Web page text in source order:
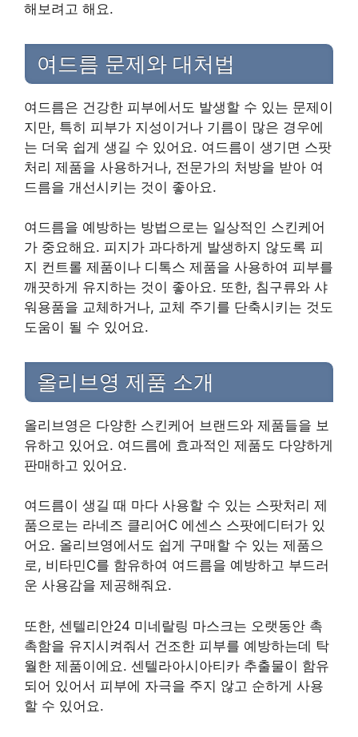
해보려고 해요.
여드름 문제와 대처법
여드름은 건강한 피부에서도 발생할 수 있는 문제이
지만, 특히 피부가 지성이거나 기름이 많은 경우에
는 더욱 쉽게 생길 수 있어요. 여드름이 생기면 스팟
처리 제품을 사용하거나, 전문가의 처방을 받아 여
드름을 개선시키는 것이 좋아요.
여드름을 예방하는 방법으로는 일상적인 스킨케어
가 중요해요. 피지가 과다하게 발생하지 않도록 피
지 컨트롤 제품이나 디톡스 제품을 사용하여 피부를
깨끗하게 유지하는 것이 좋아요. 또한, 침구류와 샤
워용품을 교체하거나, 교체 주기를 단축시키는 것도
도움이 될 수 있어요.
올리브영 제품 소개
올리브영은 다양한 스킨케어 브랜드와 제품들을 보
유하고 있어요. 여드름에 효과적인 제품도 다양하게
판매하고 있어요.
여드름이 생길 때 마다 사용할 수 있는 스팟처리 제
품으로는 라네즈 클리어C 에센스 스팟에디터가 있
어요. 올리브영에서도 쉽게 구매할 수 있는 제품으
로, 비타민C를 함유하여 여드름을 예방하고 부드러
운 사용감을 제공해줘요.
또한, 센텔리안24 미네랄링 마스크는 오랫동안 촉
촉함을 유지시켜줘서 건조한 피부를 예방하는데 탁
월한 제품이에요. 센텔라아시아티카 추출물이 함유
되어 있어서 피부에 자극을 주지 않고 순하게 사용
할 수 있어요.